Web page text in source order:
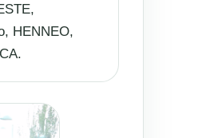
HENNEO,